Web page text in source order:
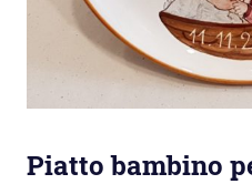
Piatto bambino